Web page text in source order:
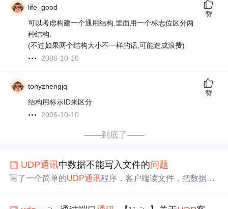
life_good
可以考虑构建一个通用结构.里面用一个标志位区分两
种结构.
(不过如果两个结构大小不一样的话,可能造成浪费)
2006-10-10
赞
tonyzhengjq
结构用标示ID来区分
2006-10-10
赞
——到底了——
UDP通讯中数据不能写入文件的问题
写了一个简单的UDP通讯程序，客户端读文件，把数据写